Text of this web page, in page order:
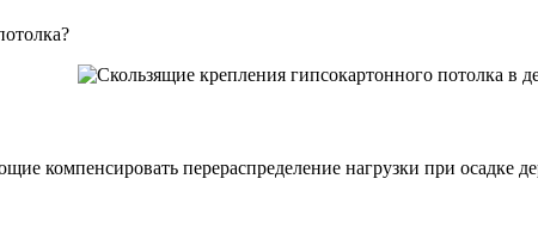
компенсировать перераспределение нагрузки при осадке